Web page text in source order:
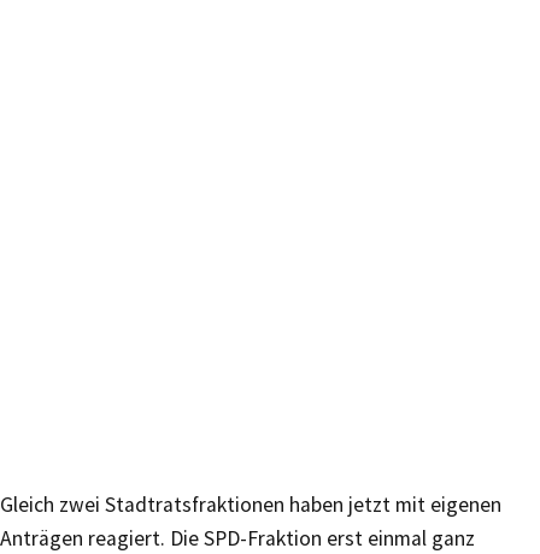
Gleich zwei Stadtratsfraktionen haben jetzt mit eigenen
Anträgen reagiert. Die SPD-Fraktion erst einmal ganz